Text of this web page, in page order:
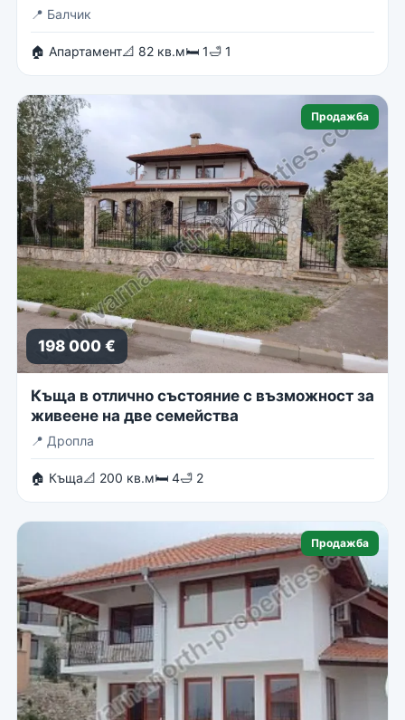
📍 Балчик
🏠 Апартамент📐 82 кв.м🛏 1🛁 1
Продажба
198 000 €
Къща в отлично състояние с възможност за
живеене на две семейства
📍 Дропла
🏠 Къща📐 200 кв.м🛏 4🛁 2
Продажба